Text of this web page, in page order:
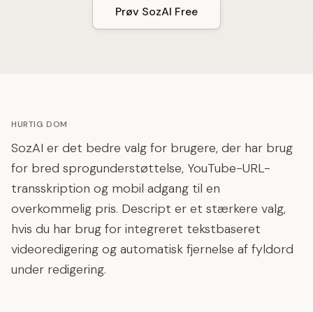
Prøv SozAI Free
HURTIG DOM
SozAI er det bedre valg for brugere, der har brug
for bred sprogunderstøttelse, YouTube-URL-
transskription og mobil adgang til en
overkommelig pris. Descript er et stærkere valg,
hvis du har brug for integreret tekstbaseret
videoredigering og automatisk fjernelse af fyldord
under redigering.